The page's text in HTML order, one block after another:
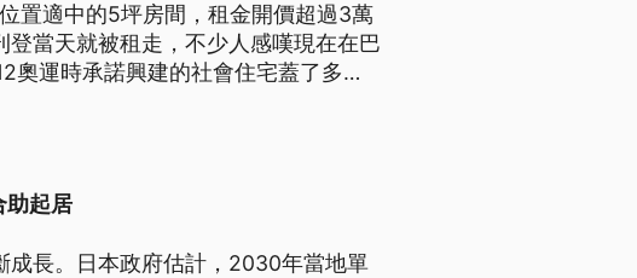
置適中的5坪房間，租金開價超過3萬
當天就被租走，不少人感嘆現在在巴
奧運時承諾興建的社會住宅蓋了多年
助起居
成長。日本政府估計，2030年當地單